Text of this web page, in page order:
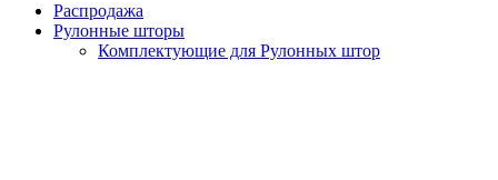
Распродажа
Рулонные шторы
Комплектующие для Рулонных штор